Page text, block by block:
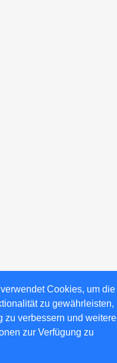
Cookies, um die
zu gewährleisten,
zu verbessern und weitere
zur Verfügung zu